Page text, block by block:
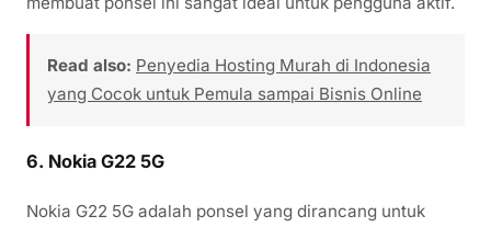
Read also: Penyedia Hosting Murah di Indonesia
yang Cocok untuk Pemula sampai Bisnis Online
6. Nokia G22 5G
Nokia G22 5G adalah ponsel yang dirancang untuk